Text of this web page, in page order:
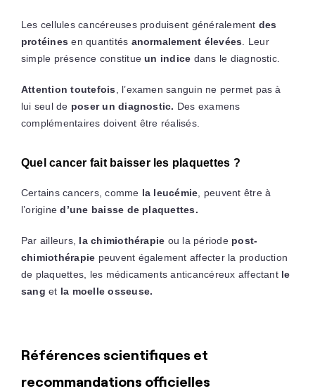
Les cellules cancéreuses produisent généralement des
protéines en quantités anormalement élevées . Leur
simple présence constitueun indice dans le diagnostic.
Attention toutefois , l’examen sanguin ne permet pas à
lui seul de poser un diagnostic. Des examens
complémentaires doivent être réalisés.
Quel cancer fait baisser les plaquettes ?
Certains cancers, comme la leucémie , peuvent être à
l’origined’une baisse de plaquettes.
Par ailleurs, la chimiothérapie ou la période post-
chimiothérapie peuvent également affecter la production
de plaquettes, les médicaments anticancéreux affectant le
sang et la moelle osseuse.
Références scientifiques et
recommandations officielles